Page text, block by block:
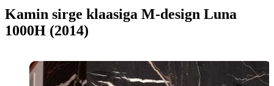
Kamin sirge klaasiga M-design Luna
1000H (2014)